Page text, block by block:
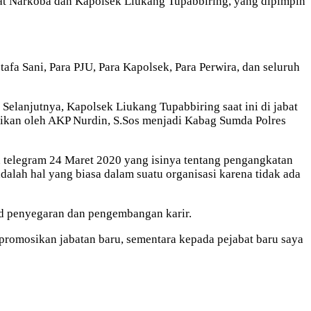
Sani, Para PJU, Para Kapolsek, Para Perwira, dan seluruh
Kapolsek Liukang Tupabbiring saat ini di jabat
oleh AKP Nurdin, S.Sos menjadi Kabag Sumda Polres
24 Maret 2020 yang isinya tentang pengangkatan
hal yang biasa dalam suatu organisasi karena tidak ada
dan pengembangan karir.
jabatan baru, sementara kepada pejabat baru saya